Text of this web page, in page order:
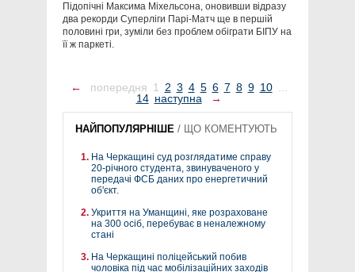
Підопічні Максима Міхельсона, оновивши відразу
два рекорди Суперліги Парі-Матч ще в першій
половині гри, зуміли без проблем обіграти БІПУ на
її ж паркеті.
← попередня 1 2 3 4 5 6 7 8 9 10 ...
14 наступна →
НАЙПОПУЛЯРНІШЕ / ЩО КОМЕНТУЮТЬ
На Черкащині суд розглядатиме справу
20-річного студента, звинуваченого у
передачі ФСБ даних про енергетичний
об'єкт.
Укриття на Уманщині, яке розраховане
на 300 осіб, перебуває в неналежному
стані
На Черкащині поліцейський побив
чоловіка під час мобілізаційних заходів